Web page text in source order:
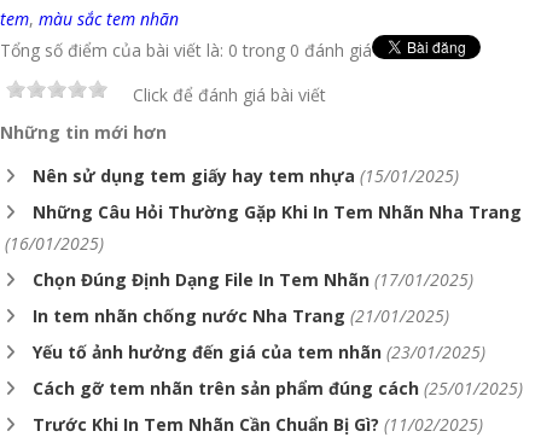
tem, màu sắc tem nhãn
Tổng số điểm của bài viết là: 0 trong 0 đánh giá
Click để đánh giá bài viết
Những tin mới hơn
Nên sử dụng tem giấy hay tem nhựa (15/01/2025)
Những Câu Hỏi Thường Gặp Khi In Tem Nhãn Nha Trang
(16/01/2025)
Chọn Đúng Định Dạng File In Tem Nhãn (17/01/2025)
In tem nhãn chống nước Nha Trang (21/01/2025)
Yếu tố ảnh hưởng đến giá của tem nhãn (23/01/2025)
Cách gỡ tem nhãn trên sản phẩm đúng cách (25/01/2025)
Trước Khi In Tem Nhãn Cần Chuẩn Bị Gì? (11/02/2025)